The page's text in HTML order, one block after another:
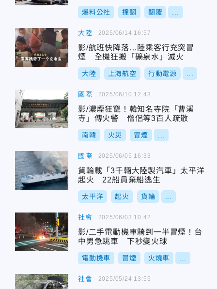
爆料公社 撞翻 翻覆
大陸
影/航班快降落…陸乘客行充突冒
煙 全機狂搬「礦泉水」滅火
大陸 上海航空 行動電源
2025/06/14 16:57
國際
影/濃煙狂竄！韓知名寺院「曹溪
寺」傳火警 僧侶等3百人疏散
南韓 火災 冒煙
2025/06/10 12:43
國際
貨輪載「3千輛大陸製汽車」太平洋
起火 22船員棄船逃生
太平洋 起火 貨輪
2025/06/05 16:33
社會
影/二手電動機車騎到一半冒煙！台
中男急跳車 下秒變火球
電動機車 冒煙 火燒車
2025/06/03 10:42
社會 2025/05/24 13:55